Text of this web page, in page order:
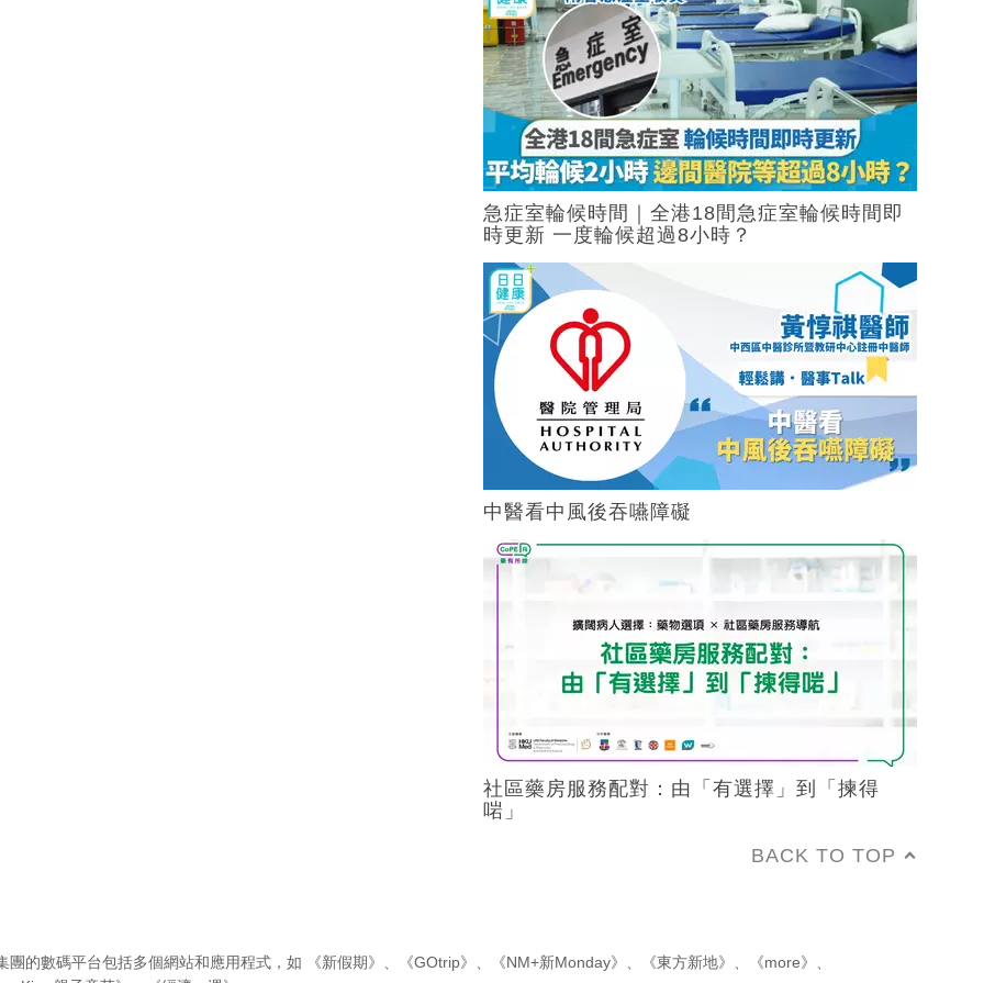
急症室輪候時間｜全港18間急症室輪候時間即
時更新 一度輪候超過8小時？
中醫看中風後吞嚥障礙
社區藥房服務配對：由「有選擇」到「揀得
啱」
BACK TO TOP
團的數碼平台包括多個網站和應用程式，如 《新假期》 、 《GOtrip》 、 《NM+新Monday》 、 《東方新地》 、 《more》 、